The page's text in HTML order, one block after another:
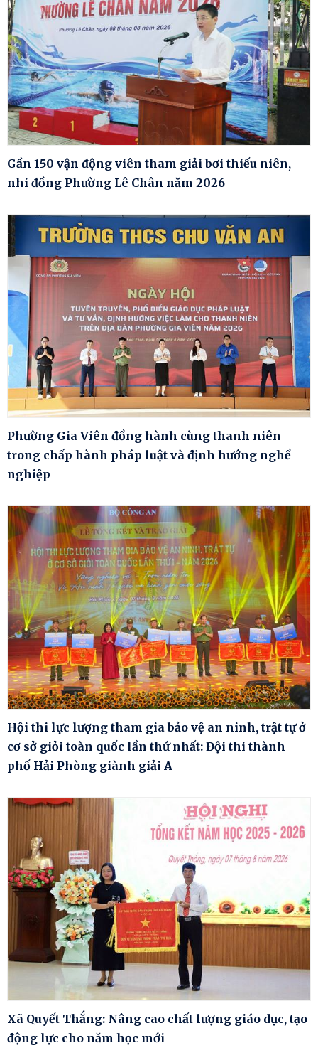
Gần 150 vận động viên tham giải bơi thiếu niên,
nhi đồng Phường Lê Chân năm 2026
Phường Gia Viên đồng hành cùng thanh niên
trong chấp hành pháp luật và định hướng nghề
nghiệp
Hội thi lực lượng tham gia bảo vệ an ninh, trật tự ở
cơ sở giỏi toàn quốc lần thứ nhất: Đội thi thành
phố Hải Phòng giành giải A
Xã Quyết Thắng: Nâng cao chất lượng giáo dục, tạo
động lực cho năm học mới